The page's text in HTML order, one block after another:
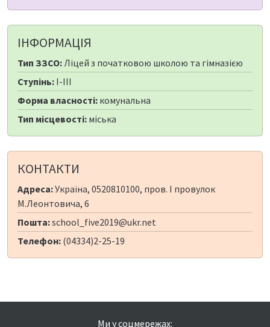
ІНФОРМАЦІЯ
Тип ЗЗСО:Ліцей з початковою школою та гімназією
Ступінь: I-III
Форма власності: комунальна
Тип місцевості: міська
КОНТАКТИ
Адреса:Україна, 0520810100, пров. І провулок
М.Леонтовича, 6
Пошта:school_five2019@ukr.net
Телефон: (04334)2-25-19
Ми у соцмережах: